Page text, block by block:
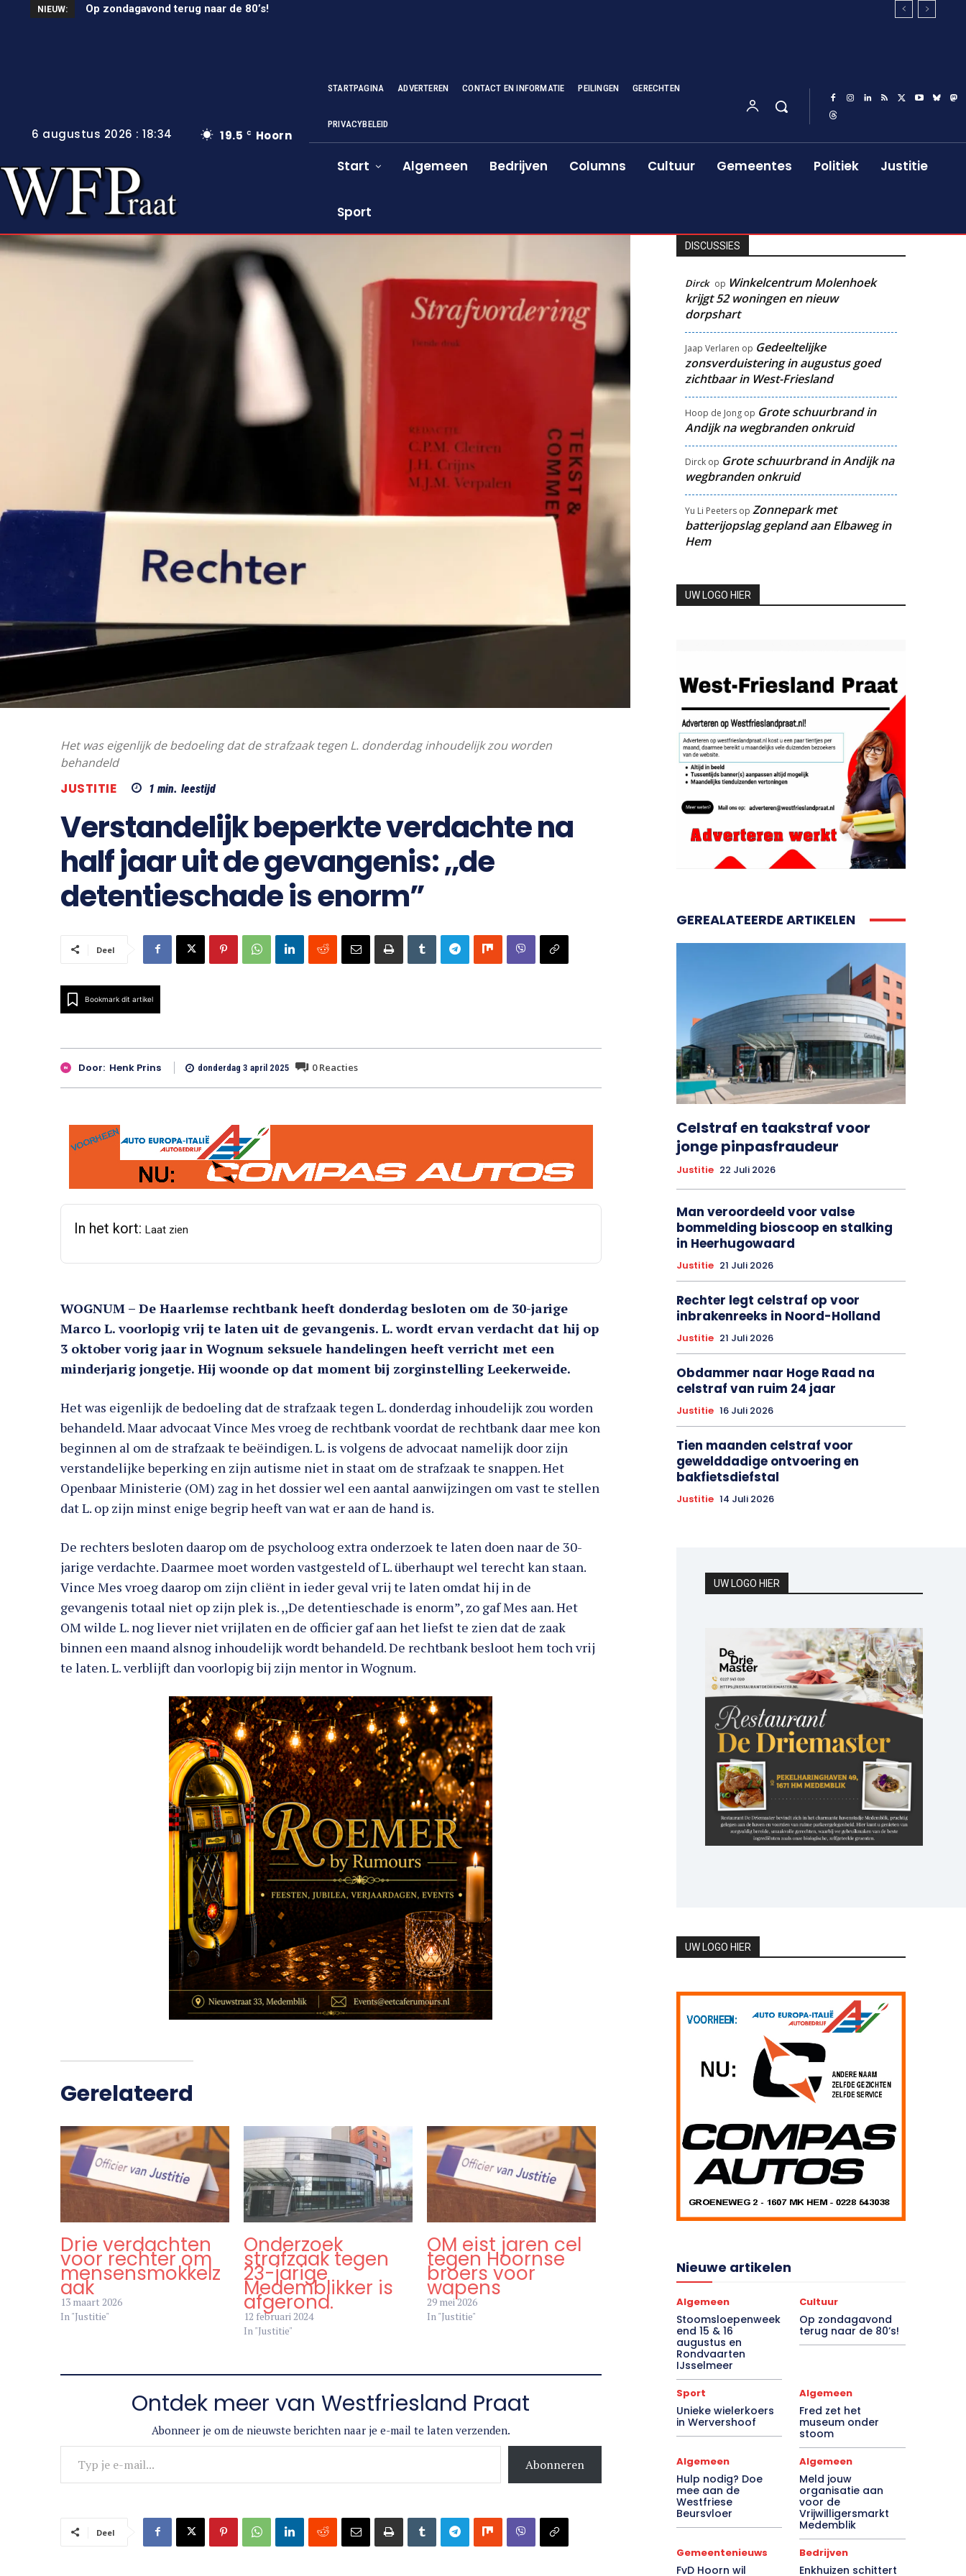
NIEUW: Op zondagavond terug naar de 80’s!
Unieke wielerkoers in Wervershoof
19.5 C Hoorn
6 augustus 2026 : 18:34
STARTPAGINA ADVERTEREN CONTACT EN INFORMATIE PEILINGEN GERECHTEN
PRIVACYBELEID
Start Algemeen Bedrijven Columns Cultuur Gemeentes Politiek Justitie
Sport
Het was eigenlijk de bedoeling dat de strafzaak tegen L. donderdag inhoudelijk zou worden
behandeld
JUSTITIE 1 min. leestijd
Verstandelijk beperkte verdachte na
half jaar uit de gevangenis: ,,de
detentieschade is enorm”
Deel
Bookmark dit artikel
Door: Henk Prins donderdag 3 april 2025 0Reacties
In het kort: Laat zien
WOGNUM – De Haarlemse rechtbank heeft donderdag besloten om de 30-jarige
Marco L. voorlopig vrij te laten uit de gevangenis. L. wordt ervan verdacht dat hij op
3 oktober vorig jaar in Wognum seksuele handelingen heeft verricht met een
minderjarig jongetje. Hij woonde op dat moment bij zorginstelling Leekerweide.
Het was eigenlijk de bedoeling dat de strafzaak tegen L. donderdag inhoudelijk zou worden
behandeld. Maar advocaat Vince Mes vroeg de rechtbank voordat de rechtbank daar mee kon
beginnen al om de strafzaak te beëindigen. L. is volgens de advocaat namelijk door zijn
verstandelijke beperking en zijn autisme niet in staat om de strafzaak te snappen. Het
Openbaar Ministerie (OM) zag in het dossier wel een aantal aanwijzingen om vast te stellen
dat L. op zijn minst enige begrip heeft van wat er aan de hand is.
De rechters besloten daarop om de psycholoog extra onderzoek te laten doen naar de 30-
jarige verdachte. Daarmee moet worden vastgesteld of L. überhaupt wel terecht kan staan.
Vince Mes vroeg daarop om zijn cliënt in ieder geval vrij te laten omdat hij in de
gevangenis totaal niet op zijn plek is. ,,De detentieschade is enorm”, zo gaf Mes aan. Het
OM wilde L. nog liever niet vrijlaten en de officier gaf aan het liefst te zien dat de zaak
binnen een maand alsnog inhoudelijk wordt behandeld. De rechtbank besloot hem toch vrij
te laten. L. verblijft dan voorlopig bij zijn mentor in Wognum.
Drie verdachten
voor rechter om
mensensmokkelz
aak
13 maart 2026
Onderzoek
strafzaak tegen
23-jarige
Medemblikker is
afgerond.
12 februari 2024
OM eist jaren cel
tegen Hoornse
broers voor
wapens
29 mei 2026
Ontdek meer van Westfriesland Praat
Abonneer je om de nieuwste berichten naar je e-mail te laten verzenden.
Abonneren
DISCUSSIES
Dirck op Winkelcentrum Molenhoek
krijgt 52 woningen en nieuw
dorpshart
Jaap Verlaren op Gedeeltelijke
zonsverduistering in augustus goed
zichtbaar in West-Friesland
Hoop de Jongop Grote schuurbrand in
Andijk na wegbranden onkruid
Dirckop Grote schuurbrand in Andijk na
wegbranden onkruid
Yu Li Peetersop Zonnepark met
batterijopslag gepland aan Elbaweg in
Hem
UW LOGO HIER
GEREALATEERDE ARTIKELEN
Celstraf en taakstraf voor
jonge pinpasfraudeur
Justitie 22 Juli 2026
Man veroordeeld voor valse
bommelding bioscoop en stalking
in Heerhugowaard
Justitie 21 Juli 2026
Rechter legt celstraf op voor
inbrakenreeks in Noord-Holland
Justitie 21 Juli 2026
Obdammer naar Hoge Raad na
celstraf van ruim 24 jaar
Justitie 16 Juli 2026
Tien maanden celstraf voor
gewelddadige ontvoering en
bakfietsdiefstal
Justitie 14 Juli 2026
UW LOGO HIER
UW LOGO HIER
Nieuwe artikelen
Algemeen
Stoomsloepenweek
end 15 & 16
augustus en
Rondvaarten
IJsselmeer
Cultuur
Op zondagavond
terug naar de 80’s!
Sport
Unieke wielerkoers
in Wervershoof
Algemeen
Fred zet het
museum onder
stoom
Algemeen
Hulp nodig? Doe
mee aan de
Westfriese
Beursvloer
Algemeen
Meld jouw
organisatie aan
voor de
Vrijwilligersmarkt
Medemblik
Gemeentenieuws
FvD Hoorn wil
Bedrijven
Enkhuizen schittert